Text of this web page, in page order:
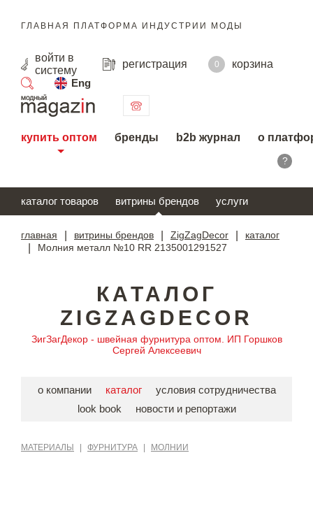
ГЛАВНАЯ ПЛАТФОРМА ИНДУСТРИИ МОДЫ
войти в
систему
регистрация 0
корзина
Eng
поиск
купить оптом бренды b2b журнал о
?
каталог товаров витрины брендов услуги
главная витрины брендов ZigZagDecor каталог
Молния металл №10 RR 2135001291527
КАТАЛОГ
ZIGZAGDECOR
ЗигЗагДекор - швейная фурнитура оптом. ИП Горшков
Сергей Алексеевич
о компании каталог
условия сотрудничества
look book
новости и репортажи
МАТЕРИАЛЫ ФУРНИТУРА МОЛНИИ